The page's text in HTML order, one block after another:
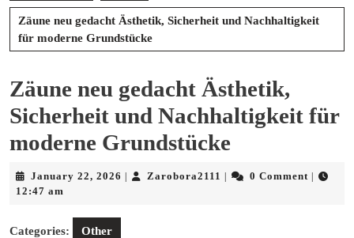
Zäune neu gedacht Ästhetik, Sicherheit und Nachhaltigkeit
für moderne Grundstücke
Zäune neu gedacht Ästhetik,
Sicherheit und Nachhaltigkeit für
moderne Grundstücke
January 22, 2026 JanuaryZarobora2111 Zarobora2111
0 Comment
12:47 am
Categories: Other